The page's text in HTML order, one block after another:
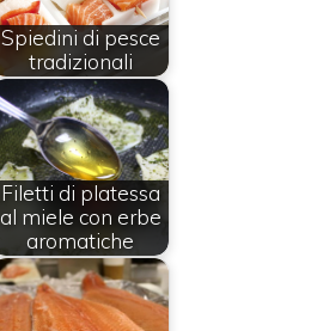
Spiedini di pesce
tradizionali
Filetti di platessa
al miele con erbe
aromatiche